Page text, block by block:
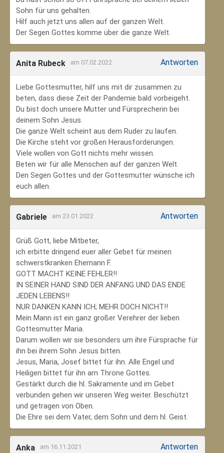
Sohn für uns gehalten.
Hilf auch jetzt uns allen auf der ganzen Welt.
Der Segen Gottes komme über die ganze Welt.
Anita Rubeck am 07.02.2022 Antworten
Liebe Gottesmutter, hilf uns mit dir zusammen zu
beten, dass diese Zeit der Pandemie bald vorbeigeht.
Du bist doch unsere Mutter und Fürsprecherin bei
deinem Sohn Jesus.
Die ganze Welt scheint aus dem Ruder zu laufen.
Die Kirche steht vor großen Herausforderungen.
Viele wollen von Gott nichts mehr wissen.
Beten wir für alle Menschen auf der ganzen Welt.
Den Segen Gottes und der Gottesmutter wünsche ich
euch allen.
Gabriele am 23.01.2022 Antworten
Grüß Gott, liebe Mitbeter,
ich erbitte dringend euer aller Gebet für meinen
schwerstkranken Ehemann F.
GOTT MACHT KEINE FEHLER!!
IN SEINER HAND SIND DER ANFANG UND DAS ENDE
JEDEN LEBENS!!
NUR DANKEN KANN ICH; MEHR DOCH NICHT!!
Mein Mann ist ein ganz großer Verehrer der lieben
Gottesmutter Maria.
Darum wollen wir sie besonders um ihre Fürsprache für
ihn bei ihrem Sohn Jesus bitten.
Jesus, Maria, Josef bittet für ihn. Alle Engel und
Heiligen bittet für ihn am Throne Gottes.
Gestärkt durch die hl. Sakramente und im Gebet
verbunden gehen wir unseren Weg weiter. Beschützt
und getragen von Oben.
Die Ehre sei dem Vater, dem Sohn und dem hl. Geist.
Anka am 16.11.2021 Antworten